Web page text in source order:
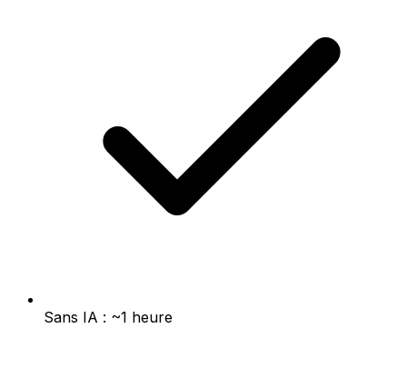
Sans IA : ~1 heure